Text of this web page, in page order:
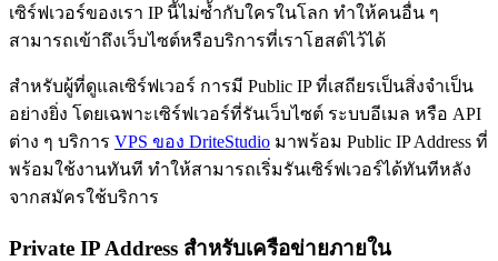
เซิร์ฟเวอร์ของเรา IP นี้ไม่ซ้ำกับใครในโลก ทำให้คนอื่น ๆ
สามารถเข้าถึงเว็บไซต์หรือบริการที่เราโฮสต์ไว้ได้
สำหรับผู้ที่ดูแลเซิร์ฟเวอร์ การมี Public IP ที่เสถียรเป็นสิ่งจำเป็น
อย่างยิ่ง โดยเฉพาะเซิร์ฟเวอร์ที่รันเว็บไซต์ ระบบอีเมล หรือ API
ต่าง ๆ บริการ VPS ของ DriteStudio มาพร้อม Public IP Address ที่
พร้อมใช้งานทันที ทำให้สามารถเริ่มรันเซิร์ฟเวอร์ได้ทันทีหลัง
จากสมัครใช้บริการ
Private IP Address สำหรับเครือข่ายภายใน